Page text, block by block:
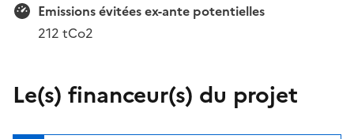
Emissions évitées ex-ante potentielles
212 tCo2
Le(s) financeur(s) du projet